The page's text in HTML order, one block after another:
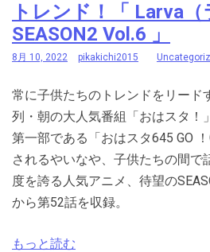
トレンド！「 Larva（
SEASON2 Vol.6 」
8月 10, 2022 pikakichi2015
常に子供たちのトレンドをリード
列・朝の大人気番組「おはスタ！
第一部である「おはスタ645 GO
されるやいなや、子供たちの間で
度を誇る人気アニメ、待望の
から第52話を収録。
もっと読む